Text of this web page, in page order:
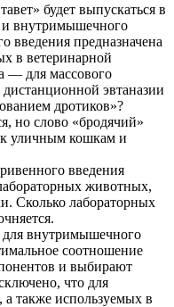
будет выпускаться в
внутримышечного
введения предназначена
в ветеринарной
— для массового
эвтаназии
дротиков»?
но слово «бродячий»
уличным кошкам и
введения
животных,
Сколько лабораторных
для внутримышечного
соотношение
и выбирают
что для
также используемых в